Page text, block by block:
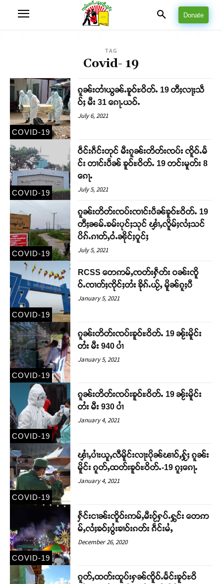
Donate
TAG
Covid- 19
COVID-19
ၵူၼ်းတၢႆယွၼ်ႉၶူဝ်ႊဝိတ်ႉ 19 တီႈလႃႈသဵ
ဝ်ႈ မီး 31 ၵေႃႉယဝ်ႉ
July 6, 2021
COVID-19
ဝဵင်းၵဵင်းတုင် မီးၵူၼ်းတိတ်းၸပ်း ၸိူဝ်ႉမႅ
င်း တၢင်းပဵၼ် ၶူဝ်ႊဝိတ်ႉ 19 တင်းမူတ်း 8
ၵေႃႉ
July 5, 2021
COVID-19
ၵူၼ်းတိတ်းၸပ်းၸၢင်းပဵၼ်ၶူဝ်ႊဝိတ်ႉ 19
တီႈၼမ်ႉၶမ်းပုင်ႈသုင် ၾၢႆႇလိူမ်ႈလႆႈသင်
ပိၵ်ႉၵၢတ်ႇဝႆႉၼိုင်ႈဝူင်ႈ
July 5, 2021
COVID-19
RCSS တေဢမ်ႇၸတ်းႁဵတ်း ဝၼ်းၸိူ
ဝ်ႉၸၢတ်ႈၸိုင်ႈတႆး ၶိုၵ်ႉယႂ်ႇ မိူၼ်ၵူႈပီ
January 5, 2021
COVID-19
ၵူၼ်းတိတ်းၸပ်းၶူဝ်ႊဝိတ်ႉ 19 ၼႂ်းမိူင်း
တႆး မီး 940 ပၢႆ
January 5, 2021
COVID-19
ၵူၼ်းတိတ်းၸပ်းၶူဝ်ႊဝိတ်ႉ 19 ၼႂ်းမိူင်း
တႆး မီး 930 ပၢႆ
January 4, 2021
COVID-19
ၾၢႆႇပၢႆးယူႇလီမိူင်းလႃးပိုၼ်ၽၢဝ်ႇႁႂ်ႈ ၵူၼ်း
မိူင်း ၵူတ်ႇထတ်းၶူဝ်ႊဝိတ်ႉ-19 ၵူႈၵေႃႉ
January 4, 2021
COVID-19
ႁႅင်းငၢၼ်းၸိူဝ်းဢမ်ႇမီးဝႂ်ႁပ်ႉႁွင်း တေဢ
မ်ႇလႆႈၶဝ်ႈပွႆးၶၢဝ်းၵတ်း ၵဵင်းမႆႇ
December 26, 2020
ၵူတ်ႇထတ်းထူပ်းႁၼ်ၸိူဝ်ႉမႅင်းၶူဝ်ႊဝိ